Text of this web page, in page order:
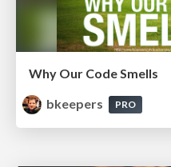
Why Our Code Smells
bkeepers
PRO